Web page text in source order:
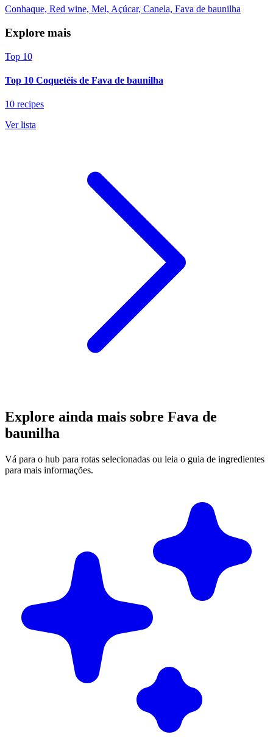
Conhaque, Red wine, Mel, Açúcar, Canela, Fava de baunilha
Explore mais
Top 10
Top 10 Coquetéis de Fava de baunilha
10 recipes
Ver lista
Explore ainda mais sobre Fava de
baunilha
Vá para o hub para rotas selecionadas ou leia o guia de ingredientes
para mais informações.